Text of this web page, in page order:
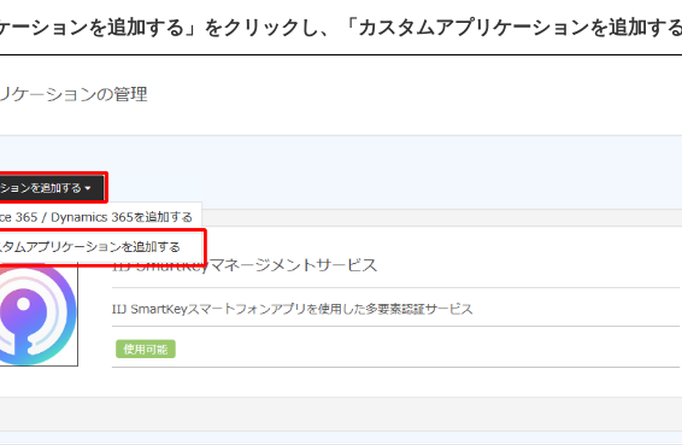
ーションを追加する」をクリックし、「カスタムアプリケーションを追加す